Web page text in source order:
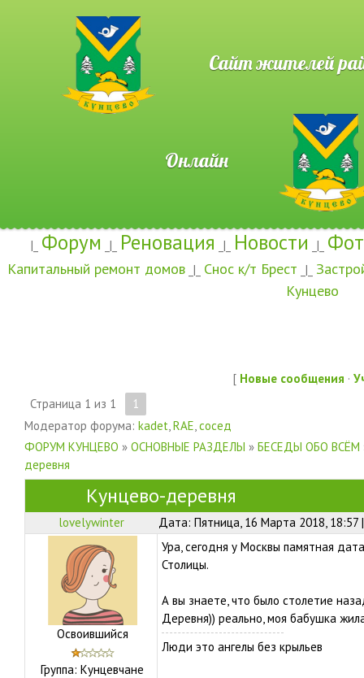
Сайт жителей
Онлайн
|_ Форум _|_ Реновация _|_ Новости _|_
Капитальный ремонт домов _|_ Снос к/т Брест _|_
Кунцево
[ Новые сообщения ·
Страница 1 из 1
1
Модератор форума: kadet,RAE,сосед
ФОРУМ КУНЦЕВО » ОСНОВНЫЕ РАЗДЕЛЫ » БЕСЕДЫ ОБО ВСЁМ
деревня
Кунцево-деревня
lovelywinter Дата: Пятница, 16 Марта 2018,
Освоившийся
Группа: Кунцевчане
Ура, сегодня у Москвы памятная
Столицы.
А вы знаете, что было столетие
Деревня)) реально, моя бабушка
Люди это ангелы без крыльев